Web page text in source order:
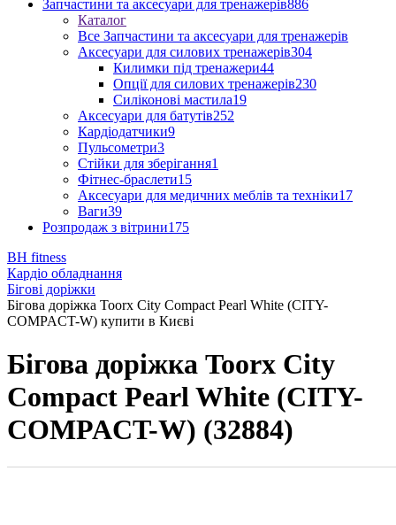
Запчастини та аксесуари для тренажерів886
Каталог
Все Запчастини та аксесуари для тренажерів
Аксесуари для силових тренажерів304
Килимки під тренажери44
Опції для силових тренажерів230
Силіконові мастила19
Аксесуари для батутів252
Кардіодатчики9
Пульсометри3
Стійки для зберігання1
Фітнес-браслети15
Аксесуари для медичних меблів та техніки17
Ваги39
Розпродаж з вітрини175
BH fitness
Кардіо обладнання
Бігові доріжки
Бігова доріжка Toorx City Compact Pearl White (CITY-
COMPACT-W) купити в Києві
Бігова доріжка Toorx City
Compact Pearl White (CITY-
COMPACT-W) (32884)